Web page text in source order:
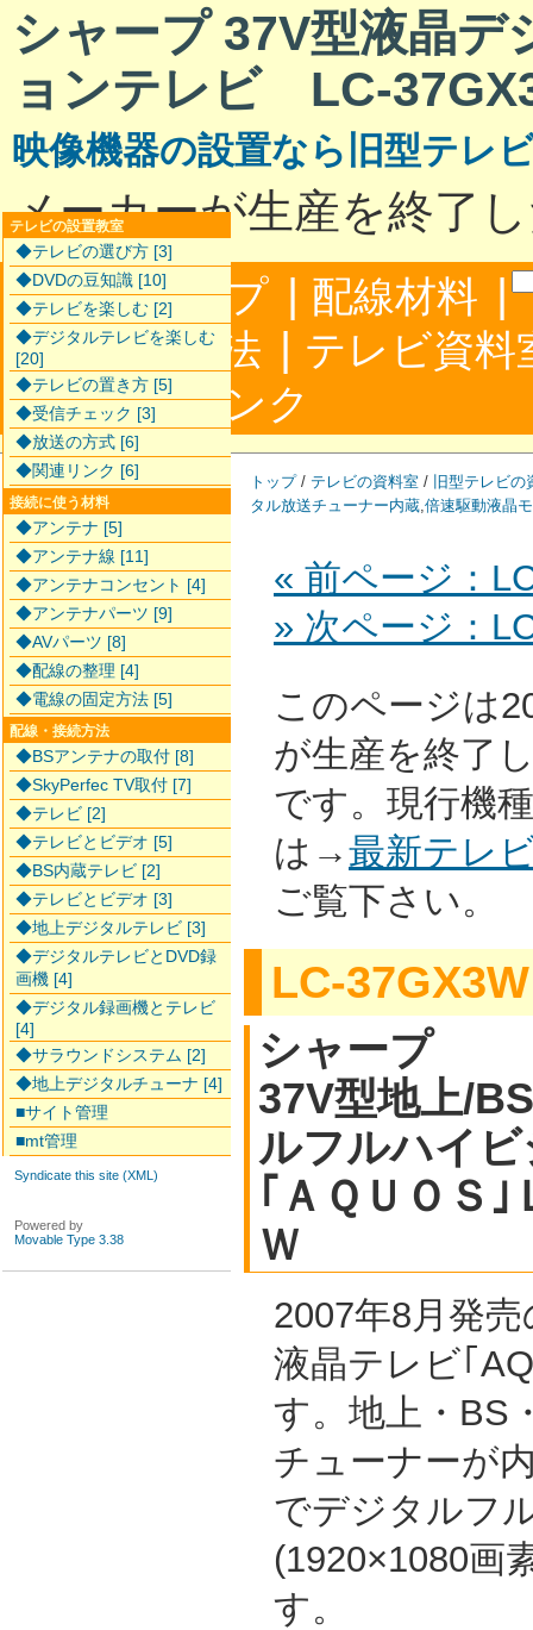
シャープ 37V型液晶デ
ョンテレビ LC-
映像機器の設置なら旧型テレ
メーカーが生産を終了
サイトマップ | 配線材料 |
配線接続方法 | テレビ資料
合わせ|リンク
トップ/ テレビの資料室 / 旧型テレビの
タル放送チューナー内蔵,倍速駆動液晶
« 前ページ：
» 次ページ：
このページは
が生産を終了
です。現行機
は→最新テレ
ご覧下さい。
LC-37GX3W
シャープ
37V型地上/
ルフルハイ
｢ＡＱＵＯＳ
Ｗ
2007年8月発
液晶テレビ｢
す。地上・BS
チューナーが
でデジタルフ
(1920×1080画
す。
テレビの設置教室
◆テレビの選び方 [3]
◆DVDの豆知識 [10]
◆テレビを楽しむ [2]
◆デジタルテレビを楽しむ
[20]
◆テレビの置き方 [5]
◆受信チェック [3]
◆放送の方式 [6]
◆関連リンク [6]
接続に使う材料
◆アンテナ [5]
◆アンテナ線 [11]
◆アンテナコンセント [4]
◆アンテナパーツ [9]
◆AVパーツ [8]
◆配線の整理 [4]
◆電線の固定方法 [5]
配線・接続方法
◆BSアンテナの取付 [8]
◆SkyPerfec TV取付 [7]
◆テレビ [2]
◆テレビとビデオ [5]
◆BS内蔵テレビ [2]
◆テレビとビデオ [3]
◆地上デジタルテレビ [3]
◆デジタルテレビとDVD録
画機 [4]
◆デジタル録画機とテレビ
[4]
◆サラウンドシステム [2]
◆地上デジタルチューナ [4]
■サイト管理
■mt管理
Syndicate this site (XML)
Powered by
Movable Type 3.38